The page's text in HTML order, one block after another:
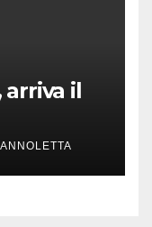
arriva il